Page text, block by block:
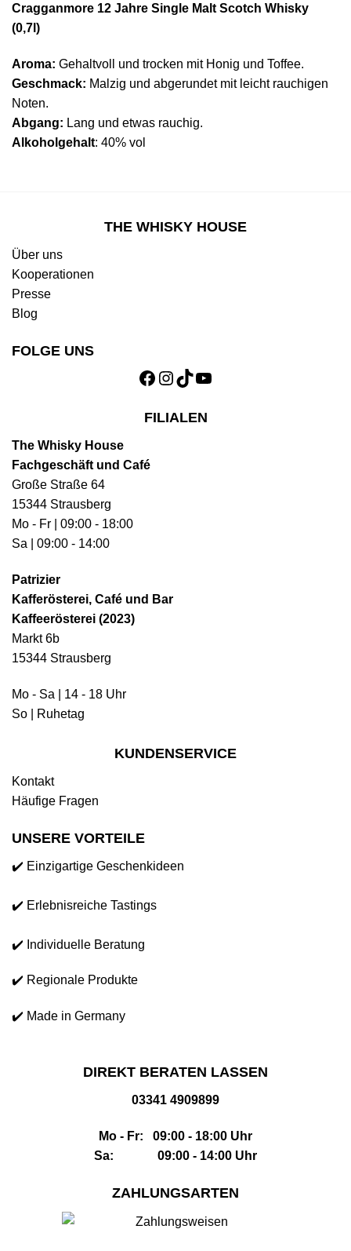
Cragganmore 12 Jahre Single Malt Scotch Whisky
(0,7l)
Aroma: Gehaltvoll und trocken mit Honig und Toffee.
Geschmack: Malzig und abgerundet mit leicht rauchigen
Noten.
Abgang: Lang und etwas rauchig.
Alkoholgehalt: 40% vol
THE WHISKY HOUSE
Über uns
Kooperationen
Presse
Blog
FOLGE UNS
Facebook
Instagram
TikTokYouTube
FILIALEN
The Whisky House
Fachgeschäft und Café
Große Straße 64
15344 Strausberg
Mo - Fr | 09:00 - 18:00
Sa | 09:00 - 14:00
Patrizier
Kafferösterei, Café und Bar
Kaffeerösterei (2023)
Markt 6b
15344 Strausberg
Mo - Sa | 14 - 18 Uhr
So | Ruhetag
KUNDENSERVICE
Kontakt
Häufige Fragen
UNSERE VORTEILE
✔️ Einzigartige Geschenkideen
✔️ Erlebnisreiche Tastings
✔️ Individuelle Beratung
✔️ Regionale Produkte
✔️ Made in Germany
DIREKT BERATEN LASSEN
03341 4909899
Mo - Fr: 09:00 - 18:00 Uhr
Sa: 09:00 - 14:00 Uhr
ZAHLUNGSARTEN